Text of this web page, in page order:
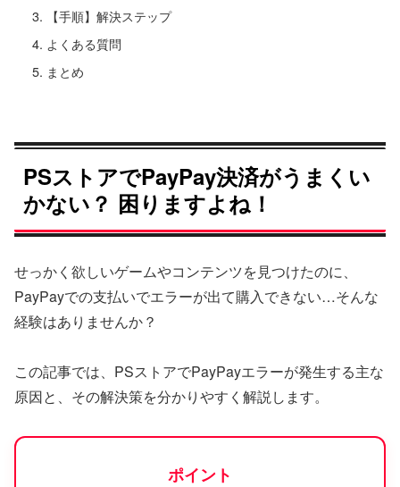
【手順】解決ステップ
よくある質問
まとめ
PSストアでPayPay決済がうまくい
かない？ 困りますよね！
せっかく欲しいゲームやコンテンツを見つけたのに、
PayPayでの支払いでエラーが出て購入できない…そんな
経験はありませんか？
この記事では、PSストアでPayPayエラーが発生する主な
原因と、その解決策を分かりやすく解説します。
ポイント